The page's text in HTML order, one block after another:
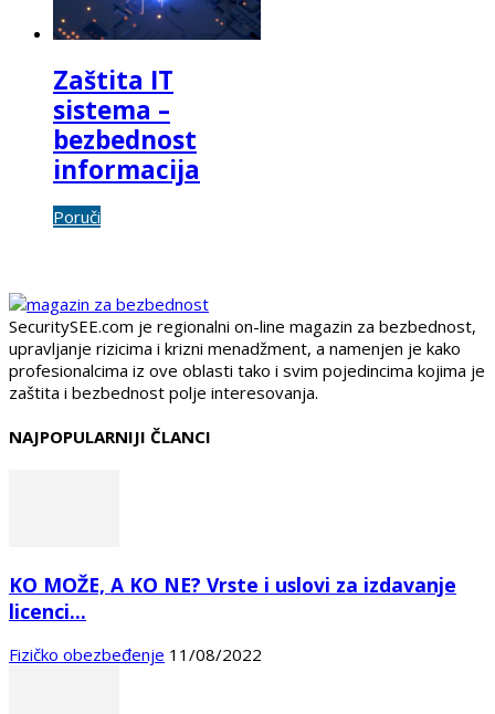
Zaštita IT
sistema –
bezbednost
informacija
Poruči
SecuritySEE.com je regionalni on-line magazin za bezbednost,
upravljanje rizicima i krizni menadžment, a namenjen je kako
profesionalcima iz ove oblasti tako i svim pojedincima kojima je
zaštita i bezbednost polje interesovanja.
NAJPOPULARNIJI ČLANCI
KO MOŽE, A KO NE? Vrste i uslovi za izdavanje
licenci...
Fizičko obezbeđenje 11/08/2022